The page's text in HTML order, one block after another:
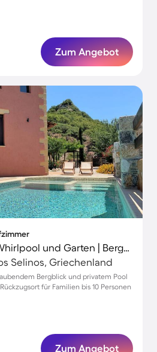
Zum Angebot
Villa mit Terrasse, Whirlpool und Garten | Bergblick | Perfekt für die Arbeit von Zuhause
Selinos, Griechenland
Bergblick und privatem Pool
für Familien bis 10 Personen
Zum Angebot